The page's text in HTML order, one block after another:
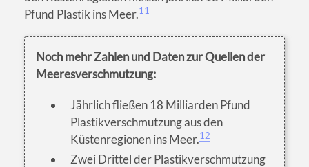
Pfund Plastik ins Meer.11
Noch mehr Zahlen und Daten zur Quellen der
Meeresverschmutzung:
Jährlich fließen 18 Milliarden Pfund
Plastikverschmutzung aus den
Küstenregionen ins Meer.12
Zwei Drittel der Plastikverschmutzung